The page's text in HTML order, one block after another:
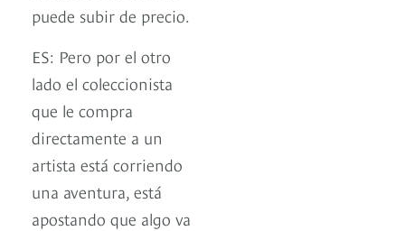
puede subir de precio.
ES: Pero por el otro
lado el coleccionista
que le compra
directamente a un
artista está corriendo
una aventura, está
apostando que algo va